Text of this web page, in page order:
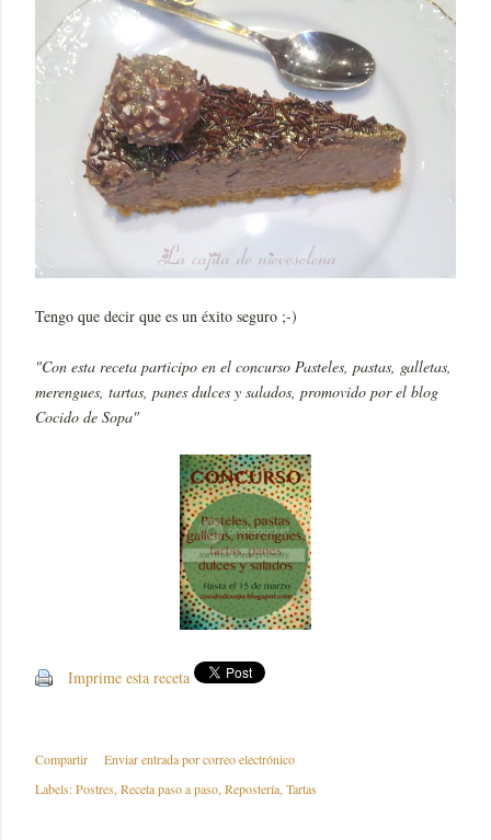
Tengo que decir que es un éxito seguro ;-)
"Con esta receta participo en el concurso Pasteles, pastas, galletas,
merengues, tartas, panes dulces y salados, promovido por el blog
Cocido de Sopa"
Imprime esta receta
Compartir
Enviar entrada por correo electrónico
Labels:Postres Receta paso a paso Repostería Tartas